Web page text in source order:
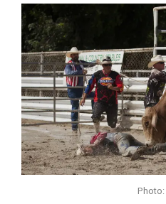
Photo: